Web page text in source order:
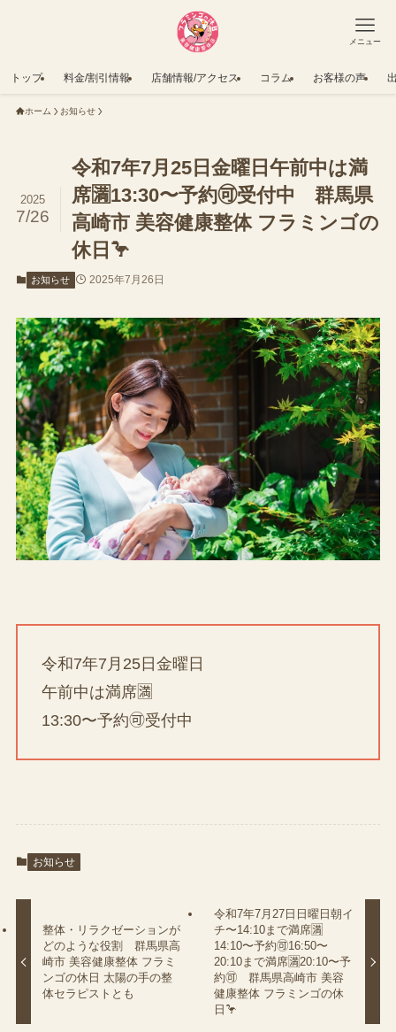
メニュー
トップ 料金/割引情報 店舗情報/アクセス コラム お客様の声
ホーム お知らせ
令和7年7月25日金曜日午前中は満
席🈵13:30〜予約🉑受付中 群馬県
高崎市 美容健康整体 フラミンゴの
休日🦩
2025
7/26
お知らせ 2025年7月26日
令和7年7月25日金曜日
午前中は満席🈵
13:30〜予約🉑受付中
お知らせ
整体・リラクゼーションが
どのような役割 群馬県高
崎市 美容健康整体 フラミ
ンゴの休日 太陽の手の整
体セラピストとも
令和7年7月27日日曜日朝イ
チ〜14:10まで満席🈵
14:10〜予約🉑16:50〜
20:10まで満席🈵20:10〜予
約🉑 群馬県高崎市 美容
健康整体 フラミンゴの休
日🦩